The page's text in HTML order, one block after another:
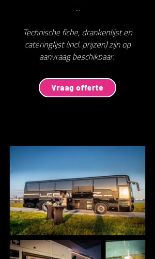
...
Technische fiche, drankenlijst en
cateringlijst (incl. prijzen) zijn op
aanvraag beschikbaar.
Vraag offerte